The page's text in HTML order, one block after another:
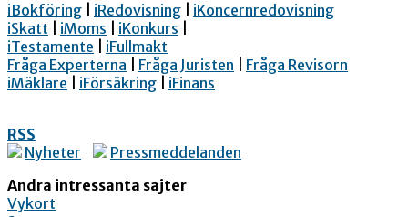
iBokföring
iRedovisning
iKoncernredovisning
iSkatt
iMoms iKonkurs
iTestamente
iFullmakt
Fråga Experterna
Fråga Juristen
Fråga Revisorn
iMäklare
iFörsäkring iFinans
RSS
Nyheter
Pressmeddelanden
Andra intressanta sajter
Vykort